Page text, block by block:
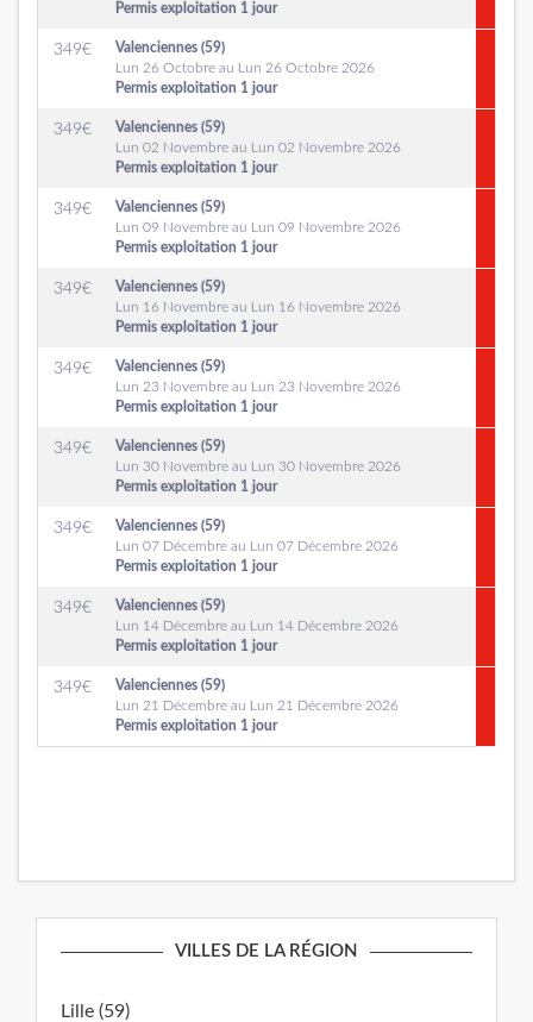
Permis exploitation 1 jour
349€
Valenciennes (59)
Lun 26 Octobre au Lun 26 Octobre 2026
Permis exploitation 1 jour
349€
Valenciennes (59)
Lun 02 Novembre au Lun 02 Novembre 2026
Permis exploitation 1 jour
349€
Valenciennes (59)
Lun 09 Novembre au Lun 09 Novembre 2026
Permis exploitation 1 jour
349€
Valenciennes (59)
Lun 16 Novembre au Lun 16 Novembre 2026
Permis exploitation 1 jour
349€
Valenciennes (59)
Lun 23 Novembre au Lun 23 Novembre 2026
Permis exploitation 1 jour
349€
Valenciennes (59)
Lun 30 Novembre au Lun 30 Novembre 2026
Permis exploitation 1 jour
349€
Valenciennes (59)
Lun 07 Décembre au Lun 07 Décembre 2026
Permis exploitation 1 jour
349€
Valenciennes (59)
Lun 14 Décembre au Lun 14 Décembre 2026
Permis exploitation 1 jour
349€
Valenciennes (59)
Lun 21 Décembre au Lun 21 Décembre 2026
Permis exploitation 1 jour
VILLES DE LA RÉGION
Lille (59)